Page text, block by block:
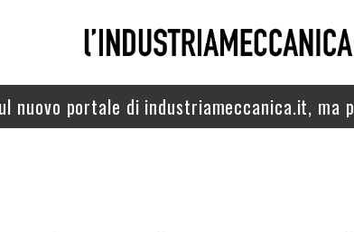
nuovo portale di industriameccanica.it, ma